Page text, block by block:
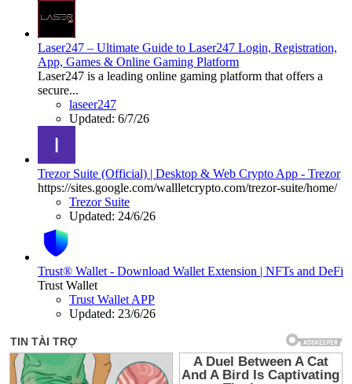
Laser247 – Ultimate Guide to Laser247 Login, Registration,
App, Games & Online Gaming Platform
Laser247 is a leading online gaming platform that offers a
secure...
laseer247
Updated: 6/7/26
Trezor Suite (Official) | Desktop & Web Crypto App - Trezor
https://sites.google.com/wallletcrypto.com/trezor-suite/home/
Trezor Suite
Updated: 24/6/26
Trust® Wallet - Download Wallet Extension | NFTs and DeFi
Trust Wallet
Trust Wallet APP
Updated: 23/6/26